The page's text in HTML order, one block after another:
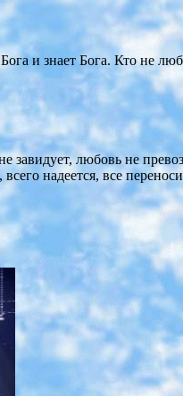
и знает Бога. Кто не
любовь не
надеется, все